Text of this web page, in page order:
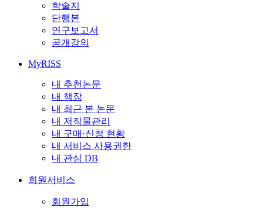
학술지
단행본
연구보고서
공개강의
MyRISS
내 추천논문
내 책장
내 최근 본 논문
내 저작물관리
내 구매·신청 현황
내 서비스 사용권한
내 관심 DB
회원서비스
회원가입